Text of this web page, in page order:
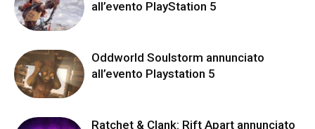
all’evento PlayStation 5
Oddworld Soulstorm annunciato
all’evento Playstation 5
Ratchet & Clank: Rift Apart annunciato